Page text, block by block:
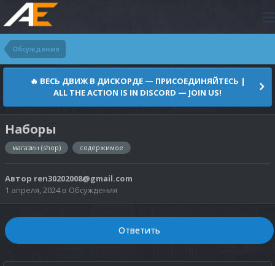
Обсуждения
🔥 ВЕСЬ ДВИЖ В ДИСКОРДЕ — ПРИСОЕДИНЯЙТЕСЬ |
ALL THE ACTION IS IN DISCORD — JOIN US!
Наборы
магазин (shop) содержимое
Автор ren30202008@gmail.com
1 апреля, 2024в Обсуждения
Ответить